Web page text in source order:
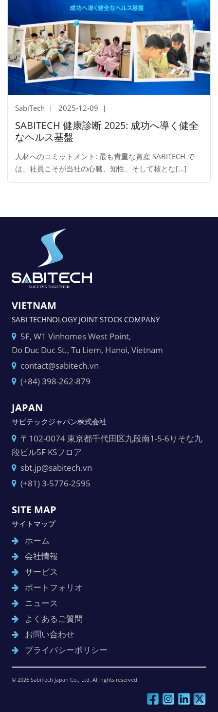
SabiTech 2025-12-09
SABITECH 健康診断 2025: 成功へ導く健全
なヘルス基盤
人材へのコミットメント: 最も貴重な資産 SABITECH で
は、社員こそが当社の心臓、知性、そして核とな[...]
VIETNAM
SABI TECHNOLOGY JOINT STOCK COMPANY
5F, W1 Vinhomes West Point,
Do Duc Duc St., Tu Liem, Hanoi, Vietnam
contact@sabitech.vn
(+84) 398-262-879
JAPAN
サビテックジャパン株式会社
〒102-0074 東京都千代田区九段南1-5-6りそな九
段ビル5F KSフロア
sbt.jp@sabitech.vn
(+81) 3-5776-2595
SITE MAP
サイトマップ
ホーム
会社情報
サービス
ポートフォリオ
ニュース
よくあるご質問
お問い合わせ
プライバシーポリシー
© 2026 SabiTech Japan Co., Ltd. All rights reserved.